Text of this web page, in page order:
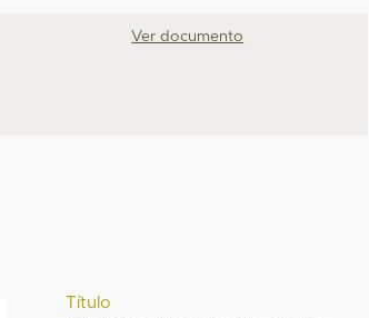
Ver documento
Título